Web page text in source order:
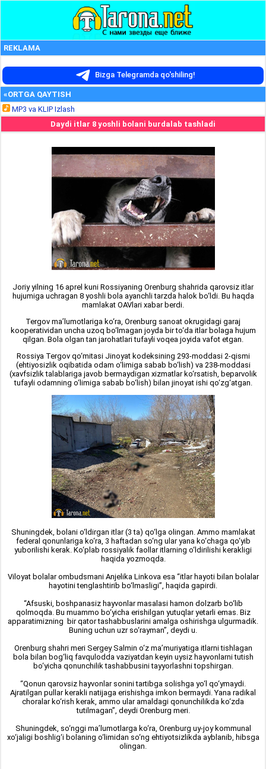
REKLAMA
Bizga Telegramda qo'shiling!
«ORTGA QAYTISH
MP3 va KLIP Izlash
Daydi itlar 8 yoshli bolani burdalab tashladi
Joriy yilning 16 aprel kuni Rossiyaning Orenburg shahrida qarovsiz itlar
hujumiga uchragan 8 yoshli bola ayanchli tarzda halok bo‘ldi. Bu haqda
mamlakat OAVlari xabar berdi.
Tergov ma’lumotlariga ko‘ra, Orenburg sanoat okrugidagi garaj
kooperatividan uncha uzoq bo‘lmagan joyda bir to‘da itlar bolaga hujum
qilgan. Bola olgan tan jarohatlari tufayli voqea joyida vafot etgan.
Rossiya Tergov qo‘mitasi Jinoyat kodeksining 293-moddasi 2-qismi
(ehtiyosizlik oqibatida odam o‘limiga sabab bo‘lish) va 238-moddasi
(xavfsizlik talablariga javob bermaydigan xizmatlar ko‘rsatish, beparvolik
tufayli odamning o‘limiga sabab bo‘lish) bilan jinoyat ishi qo‘zg‘atgan.
Shuningdek, bolani o‘ldirgan itlar (3 ta) qo‘lga olingan. Ammo mamlakat
federal qonunlariga ko‘ra, 3 haftadan so‘ng ular yana ko‘chaga qo‘yib
yuborilishi kerak. Ko‘plab rossiyalik faollar itlarning o‘ldirilishi kerakligi
haqida yozmoqda.
Viloyat bolalar ombudsmani Anjelika Linkova esa “itlar hayoti bilan bolalar
hayotini tenglashtirib bo‘lmasligi”, haqida gapirdi.
“Afsuski, boshpanasiz hayvonlar masalasi hamon dolzarb bo‘lib
qolmoqda. Bu muammo bo‘yicha erishilgan yutuqlar yetarli emas. Biz
apparatimizning bir qator tashabbuslarini amalga oshirishga ulgurmadik.
Buning uchun uzr so‘rayman”, deydi u.
Orenburg shahri meri Sergey Salmin o‘z ma’muriyatiga itlarni tishlagan
bola bilan bog‘liq favqulodda vaziyatdan keyin uysiz hayvonlarni tutish
bo‘yicha qonunchilik tashabbusini tayyorlashni topshirgan.
“Qonun qarovsiz hayvonlar sonini tartibga solishga yo‘l qo‘ymaydi.
Ajratilgan pullar kerakli natijaga erishishga imkon bermaydi. Yana radikal
choralar ko‘rish kerak, ammo ular amaldagi qonunchilikda ko‘zda
tutilmagan”, deydi Orenburg meri.
Shuningdek, so‘nggi ma’lumotlarga ko‘ra, Orenburg uy-joy kommunal
xo‘jaligi boshlig‘i bolaning o‘limidan so‘ng ehtiyotsizlikda ayblanib, hibsga
olingan.